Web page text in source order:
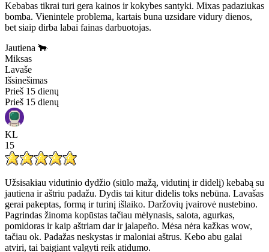
Kebabas tikrai turi gera kainos ir kokybes santyki. Mixas padaziukas
bomba. Vienintele problema, kartais buna uzsidare vidury dienos,
bet siaip dirba labai fainas darbuotojas.
Jautiena 🐂
Miksas
Lavaše
Išsinešimas
Prieš 15 dienų
Prieš 15 dienų
KL
15
Užsisakiau vidutinio dydžio (siūlo mažą, vidutinį ir didelį) kebabą su
jautiena ir aštriu padažu. Dydis tai kitur didelis toks nebūna. Lavašas
gerai pakeptas, formą ir turinį išlaiko. Daržovių įvairovė nustebino.
Pagrindas žinoma kopūstas tačiau mėlynasis, salota, agurkas,
pomidoras ir kaip aštriam dar ir jalapeño. Mėsa nėra kažkas wow,
tačiau ok. Padažas neskystas ir maloniai aštrus. Kebo abu galai
atviri, tai baigiant valgyti reik atidumo.